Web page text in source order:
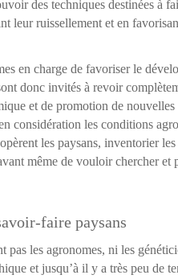
des techniques destinées à
leur ruissellement et en
en charge de favoriser le
donc invités à revoir
et de promotion de
considération les conditions
les paysans, inventorier
même de vouloir chercher et
faire paysans
pas les agronomes, ni les
et jusqu’à il y a très peu de